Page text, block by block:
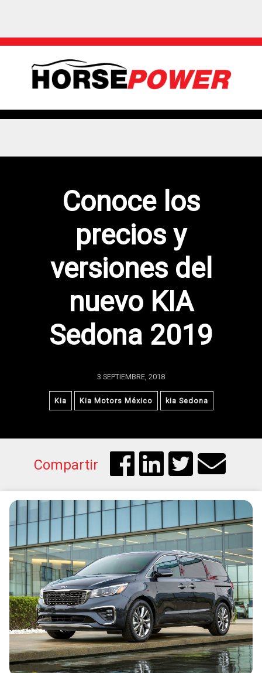
Conoce los
precios y
versiones del
nuevo KIA
Sedona 2019
3 SEPTIEMBRE, 2018
Kia Kia Motors México kia Sedona
Compartir